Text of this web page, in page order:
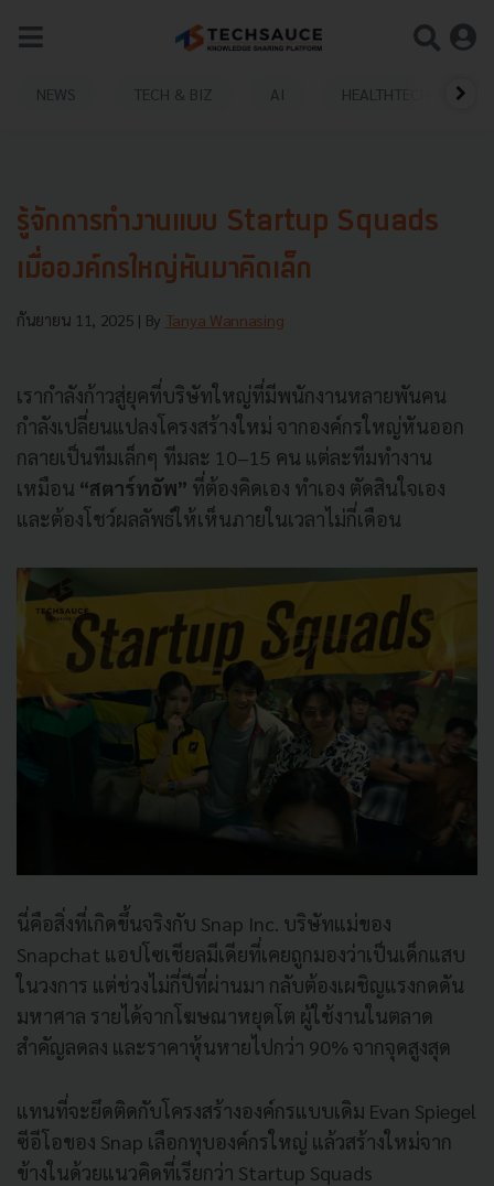
NEWS TECH & BIZ AI HEALTHTECH
รู้จักการทำงานแบบ Startup Squads
เมื่อองค์กรใหญ่หันมาคิดเล็ก
กันยายน 11, 2025 | By Tanya Wannasing
เรากำลังก้าวสู่ยุคที่บริษัทใหญ่ที่มีพนักงานหลายพันคน
กำลังเปลี่ยนแปลงโครงสร้างใหม่ จากองค์กรใหญ่หันออก
กลายเป็นทีมเล็กๆ ทีมละ 10–15 คน แต่ละทีมทำงาน
เหมือน “สตาร์ทอัพ” ที่ต้องคิดเอง ทำเอง ตัดสินใจเอง
และต้องโชว์ผลลัพธ์ให้เห็นภายในเวลาไม่กี่เดือน
นี่คือสิ่งที่เกิดขึ้นจริงกับ Snap Inc. บริษัทแม่ของ
Snapchat แอปโซเชียลมีเดียที่เคยถูกมองว่าเป็นเด็กแสบ
ในวงการ แต่ช่วงไม่กี่ปีที่ผ่านมา กลับต้องเผชิญแรงกดดัน
มหาศาล รายได้จากโฆษณาหยุดโต ผู้ใช้งานในตลาด
สำคัญลดลง และราคาหุ้นหายไปกว่า 90% จากจุดสูงสุด
แทนที่จะยึดติดกับโครงสร้างองค์กรแบบเดิม Evan Spiegel
ซีอีโอของ Snap เลือกทุบองค์กรใหญ่ แล้วสร้างใหม่จาก
ข้างในด้วยแนวคิดที่เรียกว่า Startup Squads